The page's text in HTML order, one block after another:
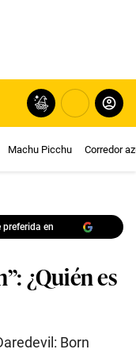
Machu Picchu Corredor
en
¿Quién es
Born